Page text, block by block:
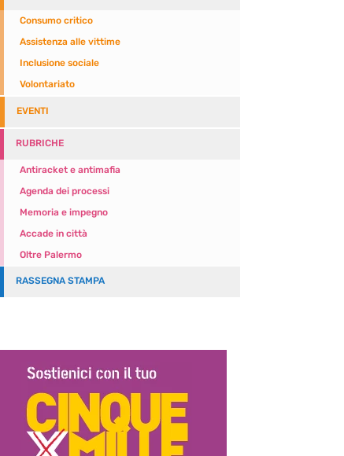
Consumo critico
Assistenza alle vittime
Inclusione sociale
Volontariato
EVENTI
RUBRICHE
Antiracket e antimafia
Agenda dei processi
Memoria e impegno
Accade in città
Oltre Palermo
RASSEGNA STAMPA